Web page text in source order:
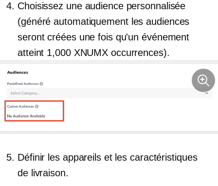
Choisissez une audience personnalisée
(généré automatiquementles audiences
seront créées une fois qu'un événement
atteint 1,000 XNUMX occurrences).
Définir les appareils et les caractéristiques
de livraison.